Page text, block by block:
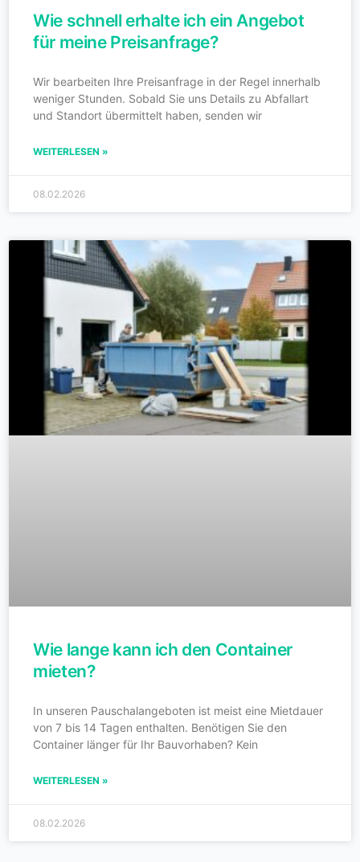
Wie schnell erhalte ich ein Angebot
für meine Preisanfrage?
Wir bearbeiten Ihre Preisanfrage in der Regel innerhalb
weniger Stunden. Sobald Sie uns Details zu Abfallart
und Standort übermittelt haben, senden wir
WEITERLESEN »
08.02.2026
Wie lange kann ich den Container
mieten?
In unseren Pauschalangeboten ist meist eine Mietdauer
von 7 bis 14 Tagen enthalten. Benötigen Sie den
Container länger für Ihr Bauvorhaben? Kein
WEITERLESEN »
08.02.2026